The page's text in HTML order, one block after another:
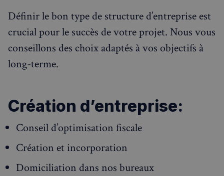
Définir le bon type de structure d’entreprise est
crucial pour le succès de votre projet. Nous vous
conseillons des choix adaptés à vos objectifs à
long-terme.
Création d’entreprise:
Conseil d’optimisation fiscale
Création et incorporation
Domiciliation dans nos bureaux